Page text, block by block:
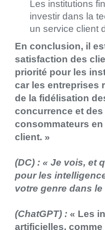
Les institutions
investir dans la
un service client
En conclusion, il
satisfaction des
priorité pour les
car les entreprises
de la fidélisation
concurrence et
consommateurs
client. »
(DC) : « Je vois, et
pour les
votre genre dans
(ChatGPT) : « Les
artificielles,